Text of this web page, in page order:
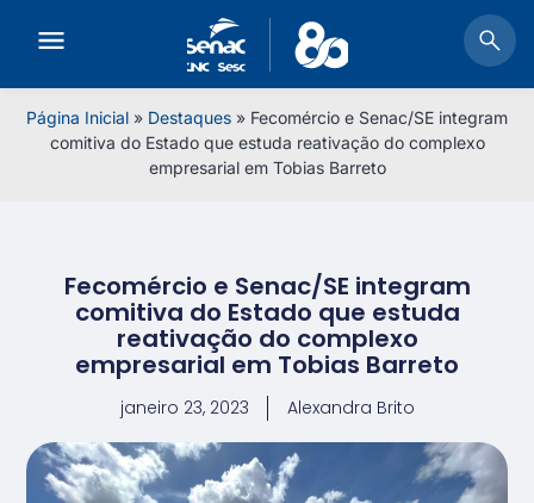
Página Inicial » Destaques » Fecomércio e Senac/SE integram
comitiva do Estado que estuda reativação do complexo
empresarial em Tobias Barreto
Fecomércio e Senac/SE integram
comitiva do Estado que estuda
reativação do complexo
empresarial em Tobias Barreto
janeiro 23, 2023 Alexandra Brito